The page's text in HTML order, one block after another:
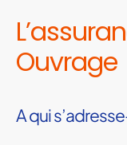
Ouvrage
A qui